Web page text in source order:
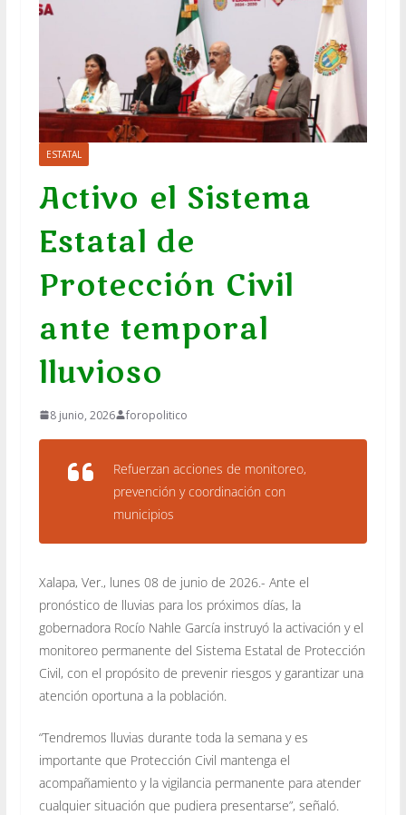
ESTATAL
Activo el Sistema
Estatal de
Protección Civil
ante temporal
lluvioso
8 junio, 2026 foropolitico
Refuerzan acciones de monitoreo,
prevención y coordinación con
municipios
Xalapa, Ver., lunes 08 de junio de 2026.- Ante el
pronóstico de lluvias para los próximos días, la
gobernadora Rocío Nahle García instruyó la activación y el
monitoreo permanente del Sistema Estatal de Protección
Civil, con el propósito de prevenir riesgos y garantizar una
atención oportuna a la población.
“Tendremos lluvias durante toda la semana y es
importante que Protección Civil mantenga el
acompañamiento y la vigilancia permanente para atender
cualquier situación que pudiera presentarse”, señaló.